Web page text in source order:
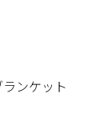
ンケット